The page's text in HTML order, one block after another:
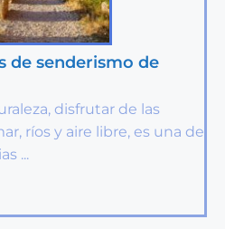
de senderismo de
disfrutar de las
ríos y aire libre, es una de
...